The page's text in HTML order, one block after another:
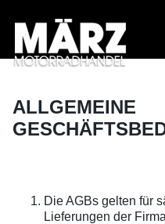
ALLGEMEINE
Die AGBs gelten für
Lieferungen der Firma